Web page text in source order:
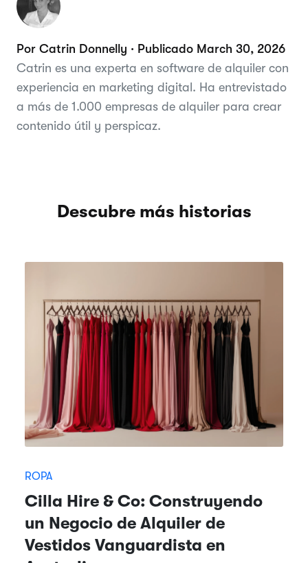
Por Catrin Donnelly · Publicado March 30, 2026
Catrin es una experta en software de alquiler con
experiencia en marketing digital. Ha entrevistado
a más de 1.000 empresas de alquiler para crear
contenido útil y perspicaz.
Descubre más historias
ROPA
Cilla Hire & Co: Construyendo
un Negocio de Alquiler de
Vestidos Vanguardista en